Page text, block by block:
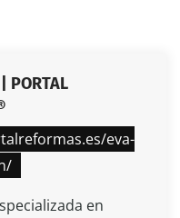
PORTAL
eva-
en